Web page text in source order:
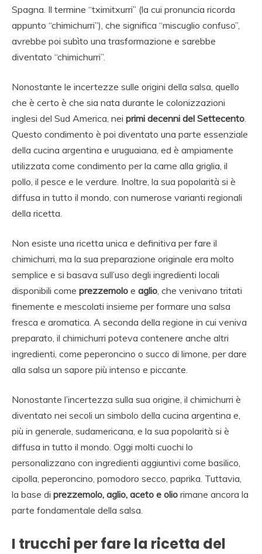
Spagna. Il termine “tximitxurri” (la cui pronuncia ricorda
appunto “chimichurri”), che significa “miscuglio confuso”,
avrebbe poi subìto una trasformazione e sarebbe
diventato “chimichurri”.
Nonostante le incertezze sulle origini della salsa, quello
che è certo è che sia nata durante le colonizzazioni
inglesi del Sud America, nei primi decenni del Settecento
Questo condimento è poi diventato una parte essenziale
della cucina argentina e uruguaiana, ed è ampiamente
utilizzata come condimento per la carne alla griglia, il
pollo, il pesce e le verdure. Inoltre, la sua popolarità si è
diffusa in tutto il mondo, con numerose varianti regionali
della ricetta.
Non esiste una ricetta unica e definitiva per fare il
chimichurri, ma la sua preparazione originale era molto
semplice e si basava sull’uso degli ingredienti locali
disponibili come prezzemolo e aglio , che venivano tritati
finemente e mescolati insieme per formare una salsa
fresca e aromatica. A seconda della regione in cui veniva
preparato, il chimichurri poteva contenere anche altri
ingredienti, come peperoncino o succo di limone, per dare
alla salsa un sapore più intenso e piccante.
Nonostante l’incertezza sulla sua origine, il chimichurri è
diventato nei secoli un simbolo della cucina argentina e,
più in generale, sudamericana, e la sua popolarità si è
diffusa in tutto il mondo. Oggi molti cuochi lo
personalizzano con ingredienti aggiuntivi come basilico,
cipolla, peperoncino, pomodoro secco, paprika. Tuttavia,
la base di prezzemolo, aglio, aceto e olio rimane ancora la
parte fondamentale della salsa.
I trucchi per fare la ricetta del